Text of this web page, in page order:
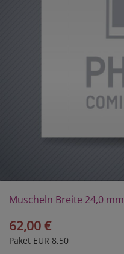
Muscheln Breite 24,0 mm
62,00 €
Paket EUR 8,50